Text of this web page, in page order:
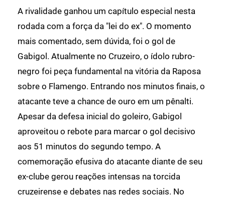
A rivalidade ganhou um capítulo especial nesta
rodada com a força da "lei do ex". O momento
mais comentado, sem dúvida, foi o gol de
Gabigol. Atualmente no Cruzeiro, o ídolo rubro-
negro foi peça fundamental na vitória da Raposa
sobre o Flamengo. Entrando nos minutos finais, o
atacante teve a chance de ouro em um pênalti.
Apesar da defesa inicial do goleiro, Gabigol
aproveitou o rebote para marcar o gol decisivo
aos 51 minutos do segundo tempo. A
comemoração efusiva do atacante diante de seu
ex-clube gerou reações intensas na torcida
cruzeirense e debates nas redes sociais. No